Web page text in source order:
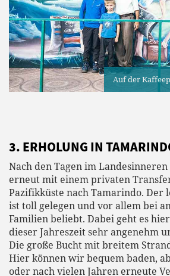
Auf der
3. ERHOLUNG IN
Nach den Tagen im
erneut mit einem privaten
Pazifikküste nach Tamarindo. Der
ist toll gelegen und vor allem bei
Familien beliebt. Dabei geht es
dieser Jahreszeit sehr angenehm
Die große Bucht mit breitem
Hier können wir bequem baden,
oder nach vielen Jahren erneute